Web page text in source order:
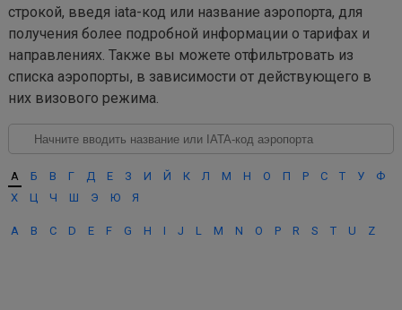
строкой, введя iata-код или название аэропорта, для
получения более подробной информации о тарифах и
направлениях. Также вы можете отфильтровать из
списка аэропорты, в зависимости от действующего в
них визового режима.
А Б В Г Д Е З И Й К Л М Н О П Р С Т У
Ф
Х
Ц Ч Ш Э Ю Я
A B C D E F G H I J L M N O P R S T U Z